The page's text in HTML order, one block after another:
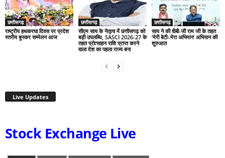
छत्तीसगढ़
राष्ट्रीय हथकरघा दिवस पर प्रदेश
स्तरीय बुनकर सम्मेलन आज
छत्तीसगढ़
सीएम साय के नेतृत्व में छत्तीसगढ़ को
बड़ी उपलब्धि, SASCI 2026-27 के
तहत प्रोत्साहन राशि प्राप्त करने
वाला देश का पहला राज्य बना
छत्तीसगढ़
साय ने की वीबी-जी राम जी के तहत
‘मेरी बेटी–मेरा अभिमान’ अभियान की
शुरुआत
Live Updates
Stock Exchange Live